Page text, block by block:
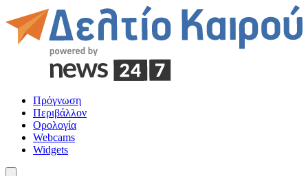
Πρόγνωση
Περιβάλλον
Ορολογία
Webcams
Widgets